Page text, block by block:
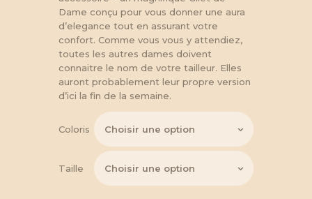
Dame conçu pour vous donner une aura
d’elegance tout en assurant votre
confort. Comme vous vous y attendiez,
toutes les autres dames doivent
connaitre le nom de votre tailleur. Elles
auront probablement leur propre version
d’ici la fin de la semaine.
Coloris
Taille